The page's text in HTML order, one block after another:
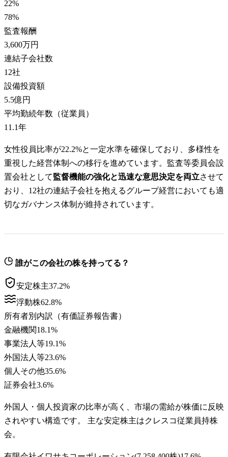
22%
78%
監査報酬
3,600万円
連結子会社数
12社
設備投資額
5.5億円
平均勤続年数（従業員）
11.1年
女性役員比率が22.2%と一定水準を確保しており、多様性を
重視した経営体制への移行を進めています。監査等委員会設
置会社として監督機能の強化と迅速な意思決定を両立させて
おり、12社の連結子会社を抱えるグループ経営においても適
切なガバナンス体制が維持されています。
誰がこの会社の株を持ってる？
安定株主37.2%
浮動株62.8%
所有者別内訳（有価証券報告書）
金融機関18.1%
事業法人等19.1%
外国法人等23.6%
個人その他35.6%
証券会社3.6%
外国人・個人投資家の比率が高く、市場の需給が株価に反映
されやすい構造です。 主な安定株主はクレスコ従業員持株
会。